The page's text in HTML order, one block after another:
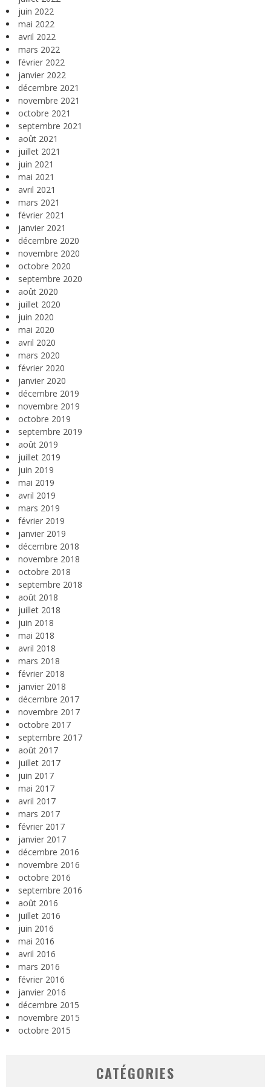
juin 2022
mai 2022
avril 2022
mars 2022
février 2022
janvier 2022
décembre 2021
novembre 2021
octobre 2021
septembre 2021
août 2021
juillet 2021
juin 2021
mai 2021
avril 2021
mars 2021
février 2021
janvier 2021
décembre 2020
novembre 2020
octobre 2020
septembre 2020
août 2020
juillet 2020
juin 2020
mai 2020
avril 2020
mars 2020
février 2020
janvier 2020
décembre 2019
novembre 2019
octobre 2019
septembre 2019
août 2019
juillet 2019
juin 2019
mai 2019
avril 2019
mars 2019
février 2019
janvier 2019
décembre 2018
novembre 2018
octobre 2018
septembre 2018
août 2018
juillet 2018
juin 2018
mai 2018
avril 2018
mars 2018
février 2018
janvier 2018
décembre 2017
novembre 2017
octobre 2017
septembre 2017
août 2017
juillet 2017
juin 2017
mai 2017
avril 2017
mars 2017
février 2017
janvier 2017
décembre 2016
novembre 2016
octobre 2016
septembre 2016
août 2016
juillet 2016
juin 2016
mai 2016
avril 2016
mars 2016
février 2016
janvier 2016
décembre 2015
novembre 2015
octobre 2015
CATÉGORIES